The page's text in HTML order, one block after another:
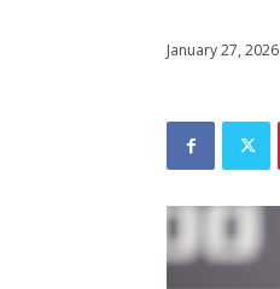
January 27, 2026